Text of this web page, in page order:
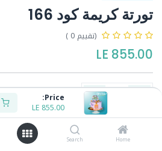
Price:
855.00
LE
Home
Search
تورتة كريمة كود 166
(تقييم 0 )
855.00
Buy Now